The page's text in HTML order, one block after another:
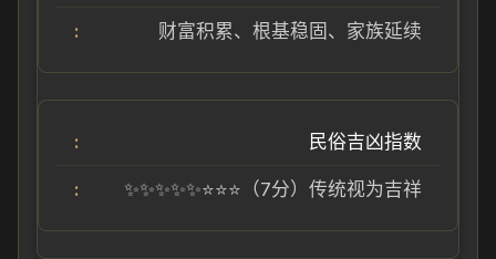
财富积累、根基稳固、家族延续
民俗吉凶指数
✨✨✨✨✨⭐⭐⭐（7分）传统视为吉祥